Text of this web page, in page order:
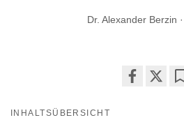
Dr. Alexander Berzin
INHALTSÜBERSICHT